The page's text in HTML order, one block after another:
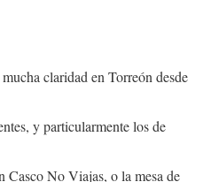
claridad en Torreón desde
y particularmente los de
Casco No Viajas, o la mesa de